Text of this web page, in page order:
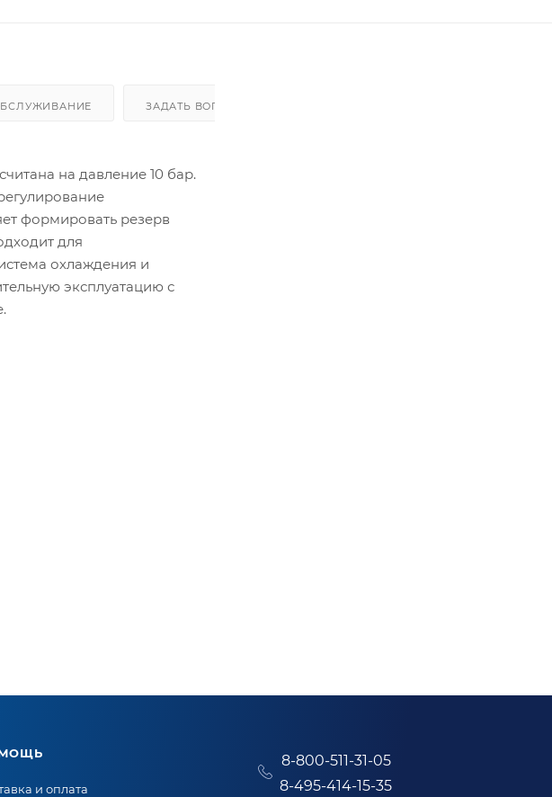
ЗАДАТЬ ВОПРОС
на давление 10 бар.
формировать резерв
для
охлаждения и
эксплуатацию с
и оплата
8-800-511-31-05
8-495-414-15-35